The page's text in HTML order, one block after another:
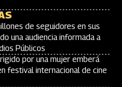
de seguidores en sus
una audiencia informada a
Públicos
por una mujer emberá
festival internacional de cine